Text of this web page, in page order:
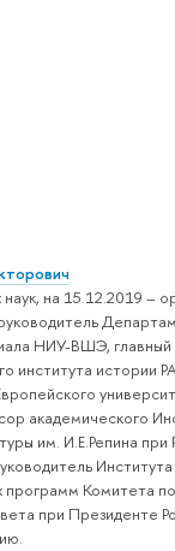
на 15.12.2019 –
НИУ-ВШЭ, главный
института истории
академического
им. И.Е.Репина
программ Комитета
при Президенте